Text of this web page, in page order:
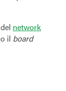
network
il board